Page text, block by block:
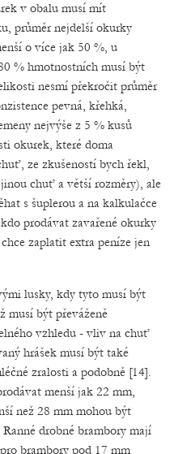
v obalu musí mít
průměr nejdelší okurky
o více jak 50 %, u
% hmotnostních musí být
nesmí překročit průměr
pevná, křehká,
nejvýše z 5 % kusů
okurek, které doma
ze zkušeností bych řekl,
chuť a větší rozměry), ale
s šuplerou a na kalkulačce
prodávat zavařené okurky
zaplatit extra peníze jen
lusky, kdy tyto musí být
musí být převáženě
vzhledu - vliv na chuť
hrášek musí být také
zralosti a podobně [14].
menší jak 22 mm,
než 28 mm mohou být
drobné brambory mají
brambory pod 17 mm